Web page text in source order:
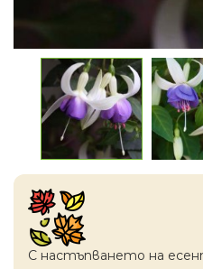
С настъпването на